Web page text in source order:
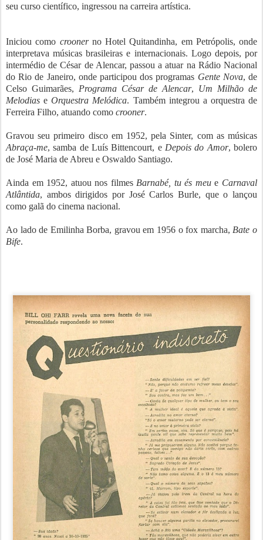
seu curso científico, ingressou na carreira artística.
Iniciou como croonerno Hotel Quitandinha, em Petrópolis, onde
interpretava músicas brasileiras e internacionais. Logo depois, por
intermédio de César de Alencar, passou a atuar na Rádio Nacional
do Rio de Janeiro, onde participou dos programas Gente Nova, de
Celso Guimarães, Programa César de Alencar, Um Milhão de
Melodias eOrquestra Melódica. Também integrou a orquestra de
Ferreira Filho, atuando como crooner.
Gravou seu primeiro disco em 1952, pela Sinter, com as músicas
Abraça-me, samba de Luís Bittencourt, e Depois do Amor, bolero
de José Maria de Abreu e Oswaldo Santiago.
Ainda em 1952, atuou nos filmes Barnabé, tu és meue Carnaval
Atlântida, ambos dirigidos por José Carlos Burle, que o lançou
como galã do cinema nacional.
Ao lado de Emilinha Borba, gravou em 1956 o fox marcha, Bate o
Bife.